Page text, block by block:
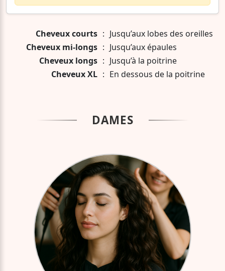
Cheveux courts : Jusqu’aux lobes des oreilles
Cheveux mi-longs : Jusqu’aux épaules
Cheveux longs : Jusqu’à la poitrine
Cheveux XL : En dessous de la poitrine
DAMES